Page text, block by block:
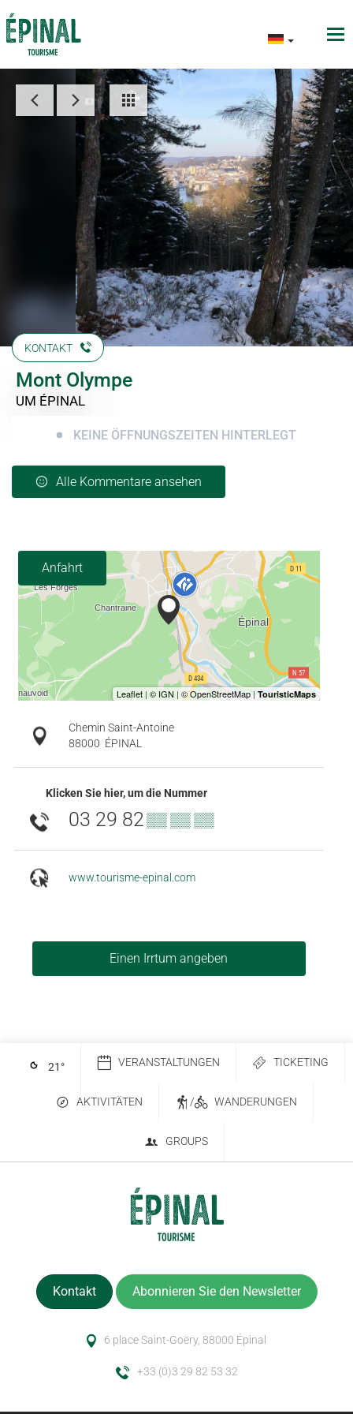
KONTAKT
Mont Olympe
UM ÉPINAL
KEINE ÖFFNUNGSZEITEN HINTERLEGT
Alle Kommentare ansehen
Anfahrt
Chemin Saint-Antoine
88000 ÉPINAL
Klicken Sie hier, um die Nummer
03 29 82▒▒ ▒▒ ▒▒
www.tourisme-epinal.com
Einen Irrtum angeben
21 ° VERANSTALTUNGEN TICKETING
AKTIVITÄTEN / WANDERUNGEN
GROUPS
Kontakt Abonnieren Sie den Newsletter
6 place Saint-Goëry, 88000 Épinal
+33 (0)3 29 82 53 32